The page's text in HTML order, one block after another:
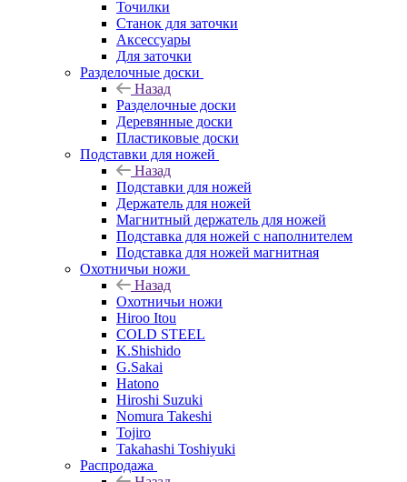
Точилки
Станок для заточки
Аксессуары
Для заточки
Разделочные доски
Назад
Разделочные доски
Деревянные доски
Пластиковые доски
Подставки для ножей
Назад
Подставки для ножей
Держатель для ножей
Магнитный держатель для ножей
Подставка для ножей с наполнителем
Подставка для ножей магнитная
Охотничьи ножи
Назад
Охотничьи ножи
Hiroo Itou
COLD STEEL
K.Shishido
G.Sakai
Hatono
Hiroshi Suzuki
Nomura Takeshi
Tojiro
Takahashi Toshiyuki
Распродажа